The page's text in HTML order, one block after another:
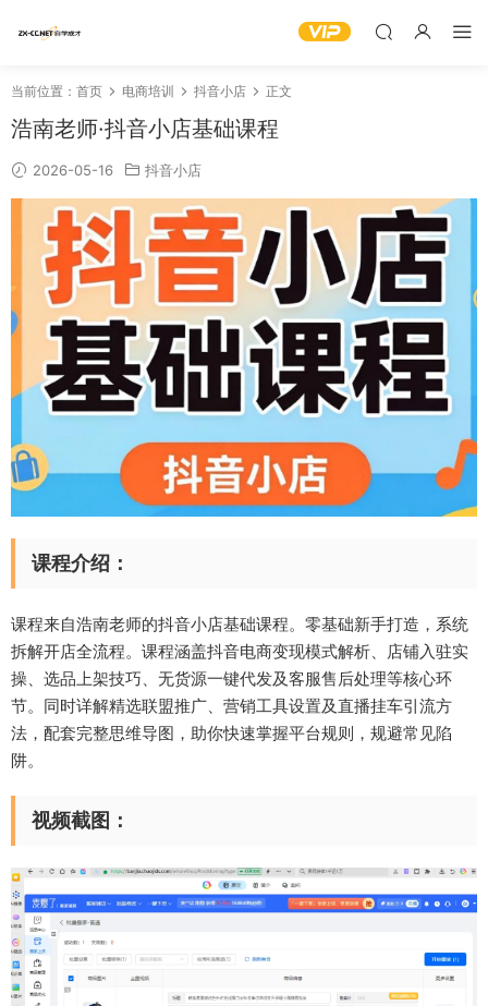
当前位置： 首页 电商培训 抖音小店 正文
浩南老师·抖音小店基础课程
2026-05-16 抖音小店
课程介绍：
课程来自浩南老师的抖音小店基础课程。零基础新手打造，系统
拆解开店全流程。课程涵盖抖音电商变现模式解析、店铺入驻实
操、选品上架技巧、无货源一键代发及客服售后处理等核心环
节。同时详解精选联盟推广、营销工具设置及直播挂车引流方
法，配套完整思维导图，助你快速掌握平台规则，规避常见陷
阱。
视频截图：